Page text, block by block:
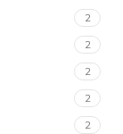
2
2
2
2
2